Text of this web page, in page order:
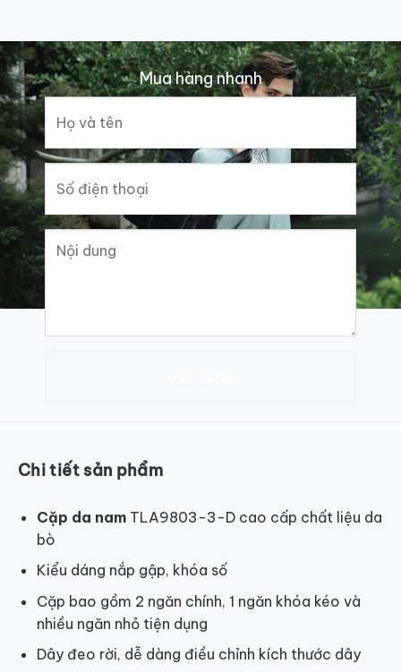
Mua hàng nhanh
Chi tiết sản phẩm
Cặp da nam TLA9803-3-Dcao cấp chất liệu da
bò
Kiểu dáng nắp gập, khóa số
Cặp bao gồm 2 ngăn chính, 1 ngăn khóa kéo và
nhiều ngăn nhỏ tiện dụng
Dây đeo rời, dễ dàng điều chỉnh kích thước dây